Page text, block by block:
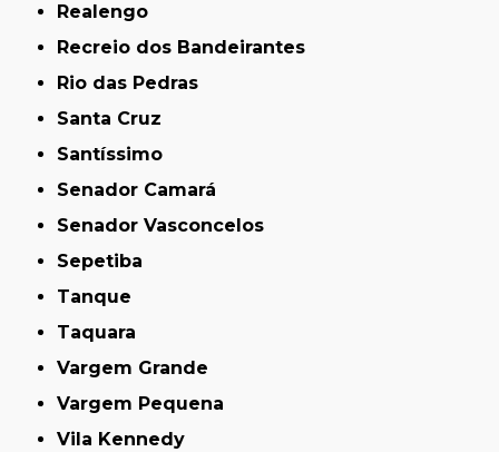
Realengo
Recreio dos Bandeirantes
Rio das Pedras
Santa Cruz
Santíssimo
Senador Camará
Senador Vasconcelos
Sepetiba
Tanque
Taquara
Vargem Grande
Vargem Pequena
Vila Kennedy